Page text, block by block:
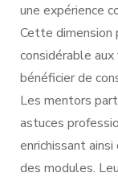
une expérience
Cette dimension
considérable
bénéficier de
Les mentors
astuces
enrichissant
des modules.